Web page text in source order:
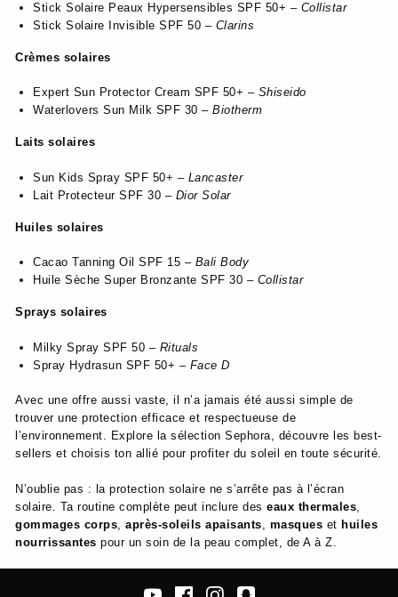
Stick Solaire Peaux Hypersensibles SPF 50+ – Collistar
Stick Solaire Invisible SPF 50 – Clarins
Crèmes solaires
Expert Sun Protector Cream SPF 50+ – Shiseido
Waterlovers Sun Milk SPF 30 – Biotherm
Laits solaires
Sun Kids Spray SPF 50+ – Lancaster
Lait Protecteur SPF 30 – Dior Solar
Huiles solaires
Cacao Tanning Oil SPF 15 – Bali Body
Huile Sèche Super Bronzante SPF 30 – Collistar
Sprays solaires
Milky Spray SPF 50 – Rituals
Spray Hydrasun SPF 50+ – Face D
Avec une offre aussi vaste, il n’a jamais été aussi simple de
trouver une protection efficace et respectueuse de
l’environnement. Explore la sélection Sephora, découvre les best-
sellers et choisis ton allié pour profiter du soleil en toute sécurité.
N’oublie pas : la protection solaire ne s’arrête pas à l’écran
solaire. Ta routine complète peut inclure des eaux thermales
gommages corps après-soleils apaisants masques et huiles
nourrissantes pour un soin de la peau complet, de A à Z.